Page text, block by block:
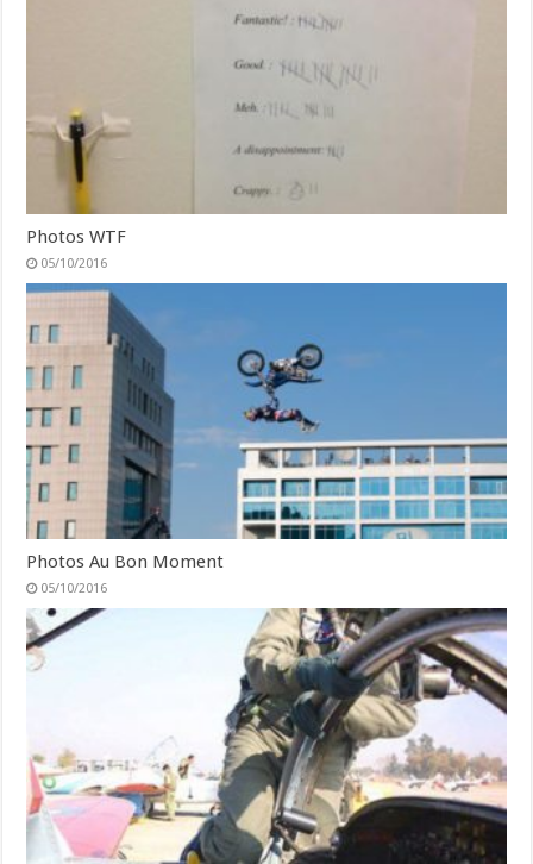
Photos WTF
05/10/2016
Photos Au Bon Moment
05/10/2016